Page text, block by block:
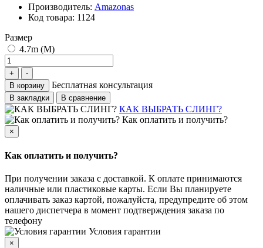
Производитель: Amazonas
Код товара: 1124
Размер
4.7m (M)
В корзину Бесплатная консультация
В закладки В сравнение
КАК ВЫБРАТЬ СЛИНГ?
Как оплатить и получить?
×
Как оплатить и получить?
При получении заказа с доставкой. К оплате принимаются
наличные или пластиковые карты. Если Вы планируете
оплачивать заказ картой, пожалуйста, предупредите об этом
нашего диспетчера в момент подтверждения заказа по
телефону
Условия гарантии
×